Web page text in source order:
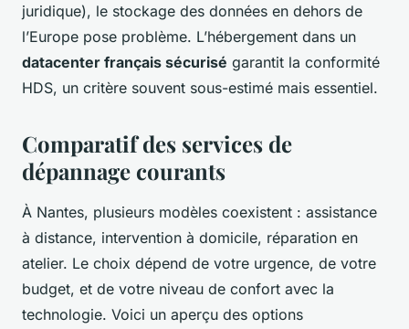
juridique), le stockage des données en dehors de
l’Europe pose problème. L’hébergement dans un
datacenter français sécurisé garantit la conformité
HDS, un critère souvent sous-estimé mais essentiel.
Comparatif des services de
dépannage courants
À Nantes, plusieurs modèles coexistent : assistance
à distance, intervention à domicile, réparation en
atelier. Le choix dépend de votre urgence, de votre
budget, et de votre niveau de confort avec la
technologie. Voici un aperçu des options